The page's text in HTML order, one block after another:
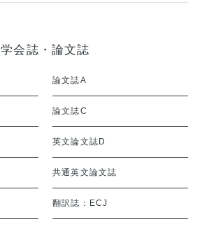
学会誌・論文誌
論文誌A
論文誌C
英文論文誌D
共通英文論文誌
翻訳誌：ECJ